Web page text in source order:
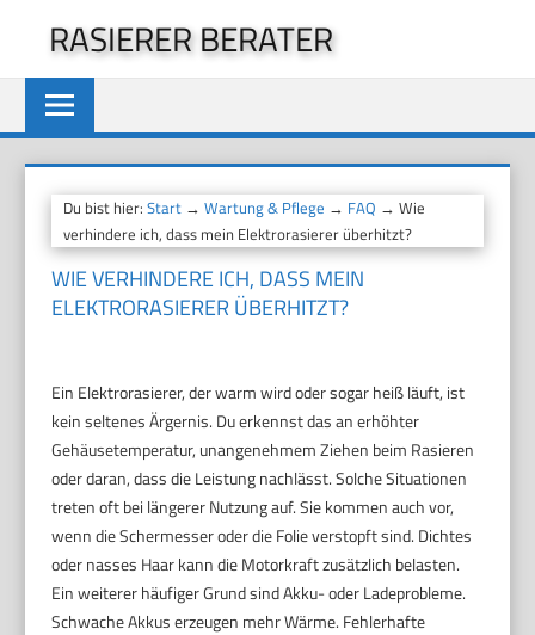
springen
RASIERER BERATER
Du bist hier:Start →Wartung & Pflege → FAQ → Wie
verhindere ich, dass mein Elektrorasierer überhitzt?
WIE VERHINDERE ICH, DASS MEIN
ELEKTRORASIERER ÜBERHITZT?
Ein Elektrorasierer, der warm wird oder sogar heiß läuft, ist
kein seltenes Ärgernis. Du erkennst das an erhöhter
Gehäusetemperatur, unangenehmem Ziehen beim Rasieren
oder daran, dass die Leistung nachlässt. Solche Situationen
treten oft bei längerer Nutzung auf. Sie kommen auch vor,
wenn die Schermesser oder die Folie verstopft sind. Dichtes
oder nasses Haar kann die Motorkraft zusätzlich belasten.
Ein weiterer häufiger Grund sind Akku- oder Ladeprobleme.
Schwache Akkus erzeugen mehr Wärme. Fehlerhafte